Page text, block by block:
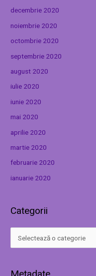
decembrie 2020
noiembrie 2020
octombrie 2020
septembrie 2020
august 2020
iulie 2020
iunie 2020
mai 2020
aprilie 2020
martie 2020
februarie 2020
ianuarie 2020
Categorii